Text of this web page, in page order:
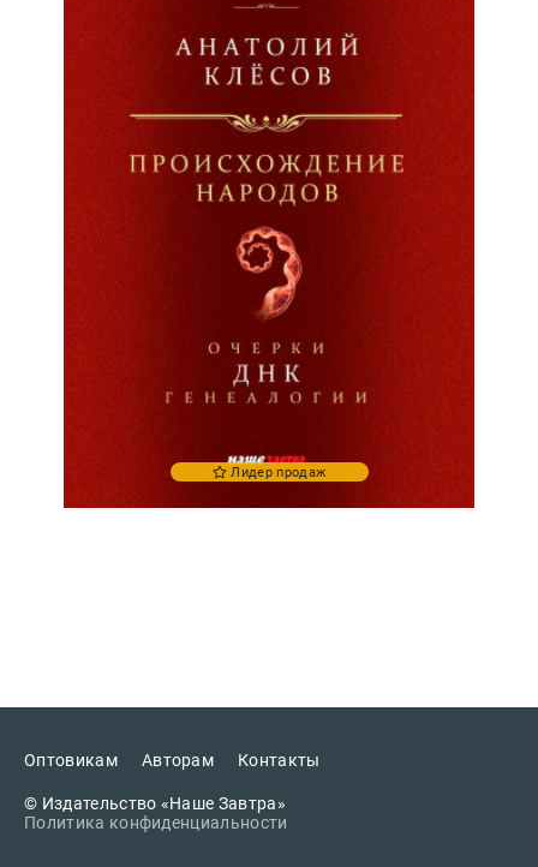
Лидер продаж
Оптовикам Авторам Контакты
© Издательство «Наше Завтра»
Политика конфиденциальности